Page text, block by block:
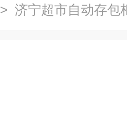
> 济宁超市自动存包